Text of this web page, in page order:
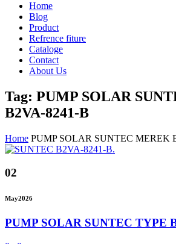
Home
Blog
Product
Refrence fiture
Cataloge
Contact
About Us
Tag: PUMP SOLAR
B2VA-8241-B
Home PUMP SOLAR SUNTEC MEREK
02
May2026
PUMP SOLAR SUNTEC TYPE